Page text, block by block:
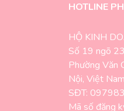
HOTLINE
HỘ KINH
Số 19 ngõ
Phường Văn
Nội, Việt Nam
SĐT:
Mã số đăng